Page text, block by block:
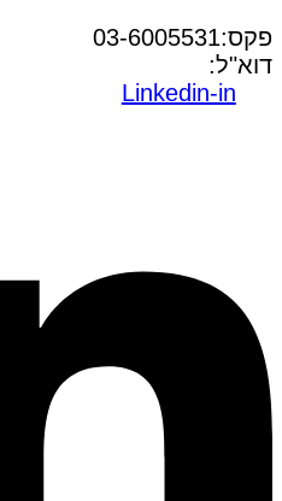
פקס:03-6005531
דוא"ל:
Linkedin-in